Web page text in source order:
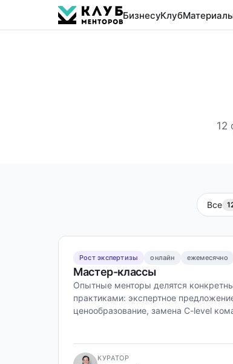
БизнесуКлуб
12
Все
Рост экспертизы онлайн ежемесячно
Мастер-классы
Опытные менторы делятся
практиками: экспертное
ценообразование, замена C-level
КУРАТОР